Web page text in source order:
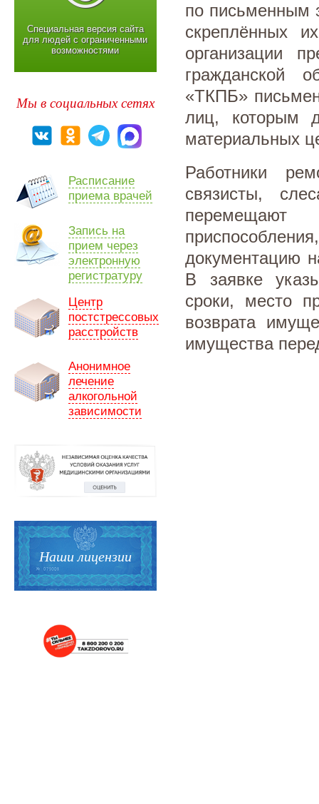
по письменным
скреплённых
организации
гражданской
«ТКПБ»
лиц, которым
материальных
Работники
связисты,
перемещают
документацию
В заявке
сроки, место
возврата
имущества
Специальная версия сайта
для людей с ограниченными
возможностями
Мы в социальных сетях
Расписание
приема врачей
Запись на
прием через
электронную
регистратуру
Центр
постстрессовых
расстройств
Анонимное
лечение
алкогольной
зависимости
Наши лицензии